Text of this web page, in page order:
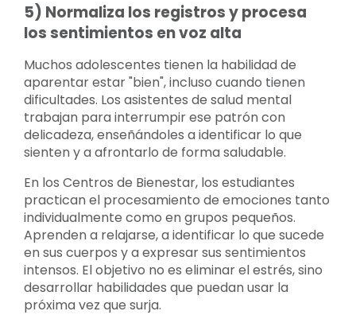
5) Normaliza los registros y procesa
los sentimientos en voz alta
Muchos adolescentes tienen la habilidad de
aparentar estar "bien", incluso cuando tienen
dificultades. Los asistentes de salud mental
trabajan para interrumpir ese patrón con
delicadeza, enseñándoles a identificar lo que
sienten y a afrontarlo de forma saludable.
En los Centros de Bienestar, los estudiantes
practican el procesamiento de emociones tanto
individualmente como en grupos pequeños.
Aprenden a relajarse, a identificar lo que sucede
en sus cuerpos y a expresar sus sentimientos
intensos. El objetivo no es eliminar el estrés, sino
desarrollar habilidades que puedan usar la
próxima vez que surja.